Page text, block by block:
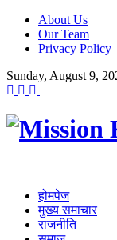
About Us
Our Team
Privacy Policy
Sunday, August 9,
होमपेज
मुख्य समाचार
राजनीति